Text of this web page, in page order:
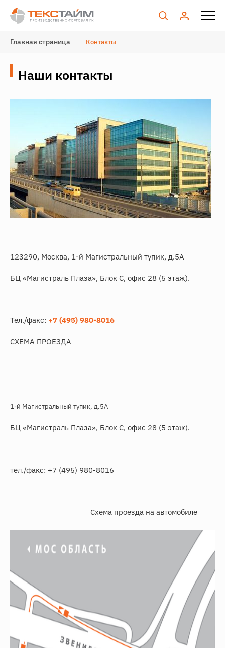
Главная страница Контакты
Наши контакты
123290, Москва, 1-й Магистральный тупик, д.5А
БЦ «Магистраль Плаза», Блок С, офис 28 (5 этаж).
Тел./факс: +7 (495) 980-8016
СХЕМА ПРОЕЗДА
1-й Магистральный тупик, д.5А
БЦ «Магистраль Плаза», Блок С, офис 28 (5 этаж).
тел./факс: +7 (495) 980-8016
Схема проезда на автомобиле